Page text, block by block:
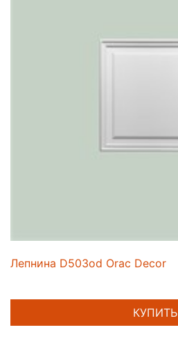
Лепнина D503od Orac Decor
КУПИТЬ